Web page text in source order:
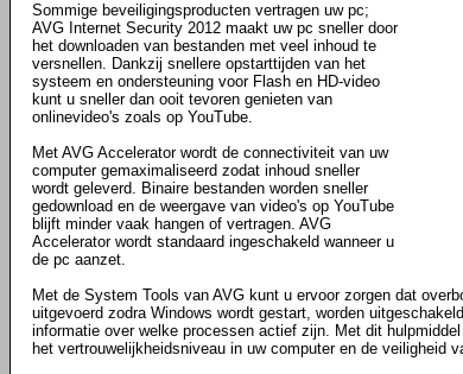
Sommige beveiligingsproducten vertragen uw pc;
AVG Internet Security 2012 maakt uw pc sneller door
het downloaden van bestanden met veel inhoud te
versnellen. Dankzij snellere opstarttijden van het
systeem en ondersteuning voor Flash en HD-video
kunt u sneller dan ooit tevoren genieten van
onlinevideo's zoals op YouTube.
Met AVG Accelerator wordt de connectiviteit van uw
computer gemaximaliseerd zodat inhoud sneller
wordt geleverd. Binaire bestanden worden sneller
gedownload en de weergave van video's op YouTube
blijft minder vaak hangen of vertragen. AVG
Accelerator wordt standaard ingeschakeld wanneer u
de pc aanzet.
Met de System Tools van AVG kunt u ervoor zorgen dat
uitgevoerd zodra Windows wordt gestart, worden
informatie over welke processen actief zijn. Met dit
het vertrouwelijkheidsniveau in uw computer en de veiligheid